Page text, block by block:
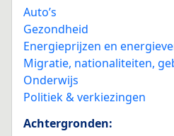
Auto’s
Gezondheid
Energieprijzen en
Migratie, nationaliteiten,
Onderwijs
Politiek & verkiezingen
Achtergronden: